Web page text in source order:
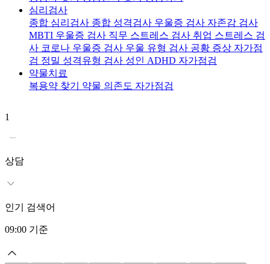
심리검사
종합 심리검사 종합 성격검사 우울증 검사 자존감 검사
MBTI 우울증 검사 직무 스트레스 검사 취업 스트레스 검
사 코로나 우울증 검사 우울 유형 검사 공황 증상 자가점
검 정밀 성격유형 검사 성인 ADHD 자가점검
약물치료
복용약 찾기 약물 의존도 자가점검
1
상담
인기 검색어
09:00 기준